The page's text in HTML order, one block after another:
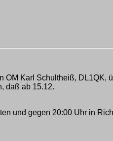
Karl Schultheiß, DL1QK,
daß ab 15.12.
und gegen 20:00 Uhr in